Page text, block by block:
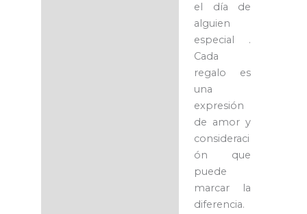
el día de
alguien
especial .
Cada
regalo es
una
expresión
de amor y
consideraci
ón que
puede
marcar la
diferencia.